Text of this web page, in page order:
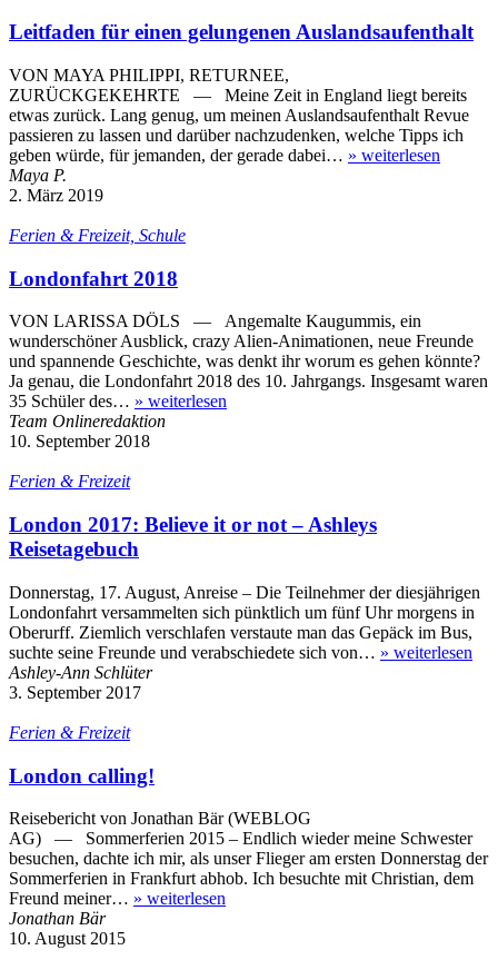
Leitfaden für einen gelungenen Auslandsaufenthalt
VON MAYA PHILIPPI, RETURNEE,
ZURÜCKGEKEHRTE — Meine Zeit in England liegt bereits
etwas zurück. Lang genug, um meinen Auslandsaufenthalt Revue
passieren zu lassen und darüber nachzudenken, welche Tipps ich
geben würde, für jemanden, der gerade dabei… » weiterlesen
Maya P.
2. März 2019
Ferien & Freizeit, Schule
Londonfahrt 2018
VON LARISSA DÖLS — Angemalte Kaugummis, ein
wunderschöner Ausblick, crazy Alien-Animationen, neue Freunde
und spannende Geschichte, was denkt ihr worum es gehen könnte?
Ja genau, die Londonfahrt 2018 des 10. Jahrgangs. Insgesamt waren
35 Schüler des… » weiterlesen
Team Onlineredaktion
10. September 2018
Ferien & Freizeit
London 2017: Believe it or not – Ashleys
Reisetagebuch
Donnerstag, 17. August, Anreise – Die Teilnehmer der diesjährigen
Londonfahrt versammelten sich pünktlich um fünf Uhr morgens in
Oberurff. Ziemlich verschlafen verstaute man das Gepäck im Bus,
suchte seine Freunde und verabschiedete sich von… » weiterlesen
Ashley-Ann Schlüter
3. September 2017
Ferien & Freizeit
London calling!
Reisebericht von Jonathan Bär (WEBLOG
AG) — Sommerferien 2015 – Endlich wieder meine Schwester
besuchen, dachte ich mir, als unser Flieger am ersten Donnerstag der
Sommerferien in Frankfurt abhob. Ich besuchte mit Christian, dem
Freund meiner… » weiterlesen
Jonathan Bär
10. August 2015